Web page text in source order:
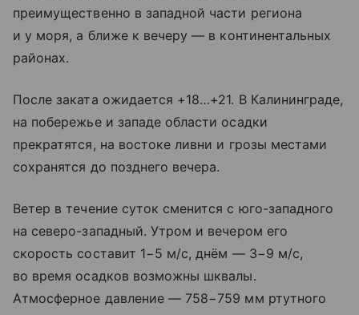
преимущественно в западной части региона
и у моря, а ближе к вечеру — в континентальных
районах.
После заката ожидается +18…+21. В Калининграде,
на побережье и западе области осадки
прекратятся, на востоке ливни и грозы местами
сохранятся до позднего вечера.
Ветер в течение суток сменится с юго-западного
на северо-западный. Утром и вечером его
скорость составит 1−5 м/с, днём — 3−9 м/с,
во время осадков возможны шквалы.
Атмосферное давление — 758−759 мм ртутного